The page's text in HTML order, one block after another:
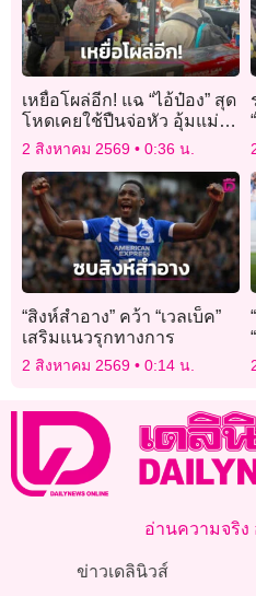
เหยื่อโผล่อีก! แฉ “ไอ้ป๋อง” สุด
โหดเคยใช้ปืนจ่อหัว อุ้มแม่
หวังพาไปฝังดินเขาชีจรรย์
2 สิงหาคม 2569 0:36 น.
“สิงห์สำอาง” คว้า “เวลเบ็ค”
เสริมแนวรุกทางการ
2 สิงหาคม 2569 0:14 น.
อ่านความจริง
ข่าวเดลินิวส์